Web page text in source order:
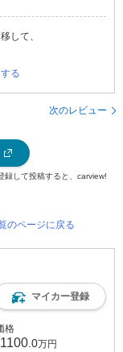
して、
る
次のレビュー
して投稿すると、carview!
のページに戻る
マイカー登録
格
1100 .0万円